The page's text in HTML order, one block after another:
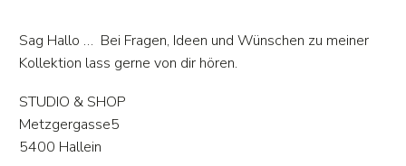
Sag Hallo … Bei Fragen, Ideen und Wünschen zu meiner
Kollektion lass gerne von dir hören.
STUDIO & SHOP
Metzgergasse5
5400 Hallein